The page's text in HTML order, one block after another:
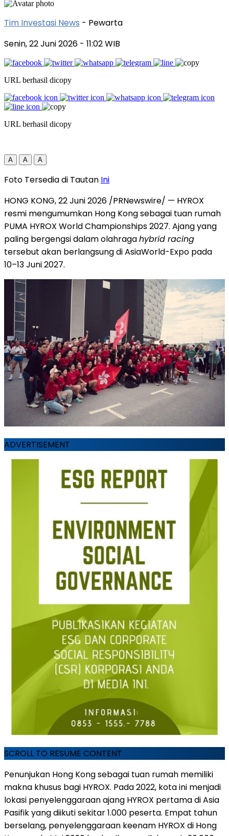
Tim Investasi News - Pewarta
Senin, 22 Juni 2026 - 11:02 WIB
URL berhasil dicopy
URL berhasil dicopy
A A A
Foto Tersedia di Tautan Ini
HONG KONG, 22 Juni 2026 /PRNewswire/ — HYROX
resmi mengumumkan Hong Kong sebagai tuan rumah
PUMA HYROX World Championships 2027. Ajang yang
paling bergengsi dalam olahragahybrid racing
tersebut akan berlangsung di AsiaWorld-Expo pada
10–13 Juni 2027.
ADVERTISEMENT
SCROLL TO RESUME CONTENT
Penunjukan Hong Kong sebagai tuan rumah memiliki
makna khusus bagi HYROX. Pada 2022, kota ini menjadi
lokasi penyelenggaraan ajang HYROX pertama di Asia
Pasifik yang diikuti sekitar 1.000 peserta. Empat tahun
berselang, penyelenggaraan keenam HYROX di Hong